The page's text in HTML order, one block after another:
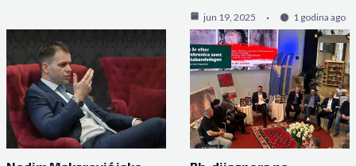
jun 19, 2025 1 godina ago